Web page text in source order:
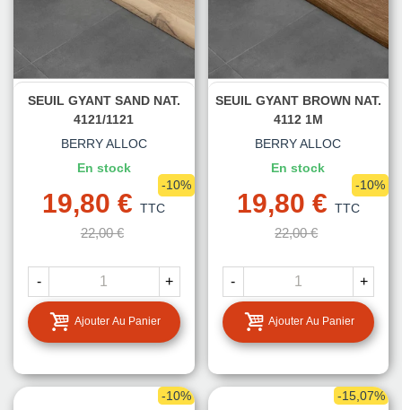
SEUIL GYANT SAND NAT.
4121/1121
BERRY ALLOC
En stock
19,80 € TTC
22,00 €
-10%
- +
Ajouter Au Panier
SEUIL GYANT BROWN NAT.
4112 1M
BERRY ALLOC
En stock
19,80 € TTC
22,00 €
-10%
- +
Ajouter Au Panier
-10% -15,07%